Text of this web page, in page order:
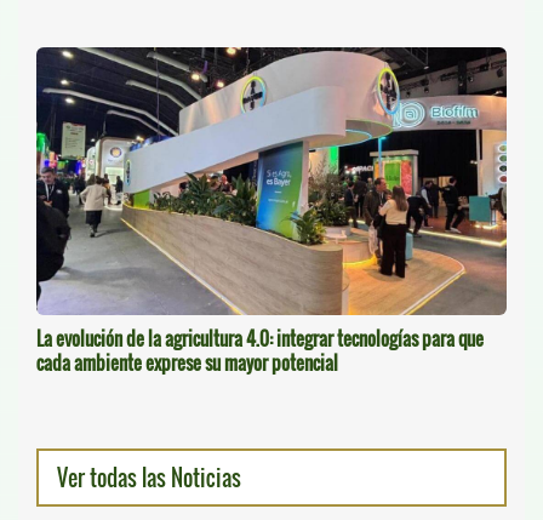
La evolución de la agricultura 4.0: integrar tecnologías para que
cada ambiente exprese su mayor potencial
Ver todas las Noticias